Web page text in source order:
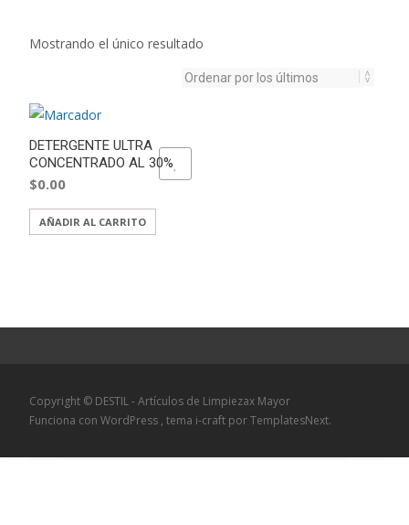
Mostrando el único resultado
DETERGENTE ULTRA
CONCENTRADO AL 30%
$0.00
AÑADIR AL CARRITO
ADD TO WISHLIST
Copyright © DESTIL - Artículos de Limpiezax Mayor
Funciona con WordPress , tema i-craft por TemplatesNext.